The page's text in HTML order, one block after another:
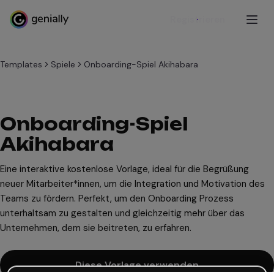
Registrieren
Templates Spiele Onboarding-Spiel Akihabara
Onboarding-Spiel
Akihabara
Eine interaktive kostenlose Vorlage, ideal für die Begrüßung
neuer Mitarbeiter*innen, um die Integration und Motivation des
Teams zu fördern. Perfekt, um den Onboarding Prozess
unterhaltsam zu gestalten und gleichzeitig mehr über das
Unternehmen, dem sie beitreten, zu erfahren.
Diese Vorlage verwenden